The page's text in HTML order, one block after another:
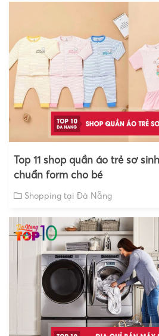
Top 11 shop quần áo trẻ sơ
chuẩn form cho bé
Shopping tại Đà Nẵng